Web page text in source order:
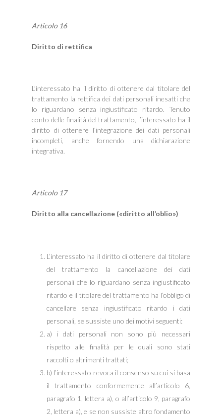
Articolo 16
Diritto di rettifica
L’interessato ha il diritto di ottenere dal titolare del
trattamento la rettifica dei dati personali inesatti che
lo riguardano senza ingiustificato ritardo. Tenuto
conto delle finalità del trattamento, l’interessato ha il
diritto di ottenere l’integrazione dei dati personali
incompleti, anche fornendo una dichiarazione
integrativa.
Articolo 17
Diritto alla cancellazione («diritto all’oblio»)
L’interessato ha il diritto di ottenere dal titolare
del trattamento la cancellazione dei dati
personali che lo riguardano senza ingiustificato
ritardo e il titolare del trattamento ha l’obbligo di
cancellare senza ingiustificato ritardo i dati
personali, se sussiste uno dei motivi seguenti:
a) i dati personali non sono più necessari
rispetto alle finalità per le quali sono stati
raccolti o altrimenti trattati;
b) l’interessato revoca il consenso su cui si basa
il trattamento conformemente all’articolo 6,
paragrafo 1, lettera a), o all’articolo 9, paragrafo
2, lettera a), e se non sussiste altro fondamento